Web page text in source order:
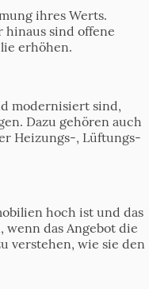
ihres Werts.
hinaus sind offene
erhöhen.
modernisiert sind,
Dazu gehören auch
Heizungs-, Lüftungs-
hoch ist und das
das Angebot die
verstehen, wie sie den